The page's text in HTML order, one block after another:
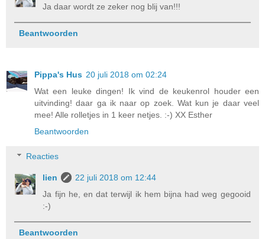
Ja daar wordt ze zeker nog blij van!!!
Beantwoorden
Pippa's Hus 20 juli 2018 om 02:24
Wat een leuke dingen! Ik vind de keukenrol houder een
uitvinding! daar ga ik naar op zoek. Wat kun je daar veel
mee! Alle rolletjes in 1 keer netjes. :-) XX Esther
Beantwoorden
Reacties
lien
22 juli 2018 om 12:44
Ja fijn he, en dat terwijl ik hem bijna had weg gegooid
:-)
Beantwoorden